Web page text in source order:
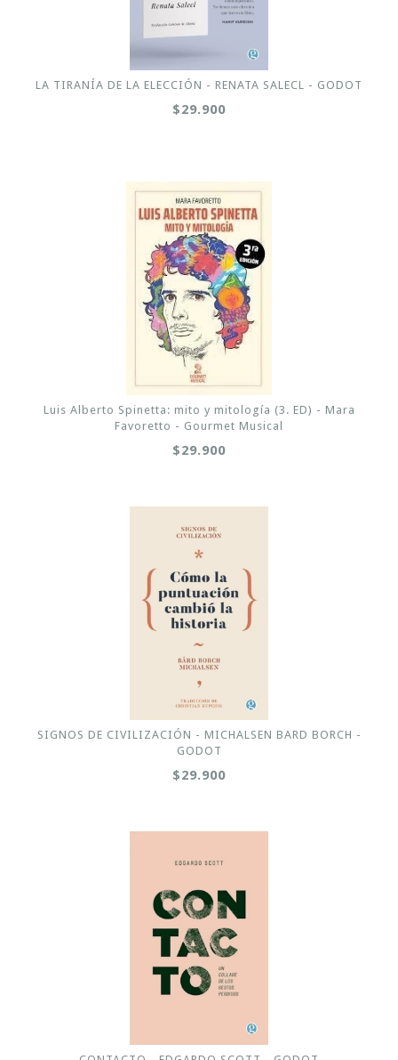
LA TIRANÍA DE LA ELECCIÓN - RENATA SALECL - GODOT
$29.900
Luis Alberto Spinetta: mito y mitología (3. ED) - Mara
Favoretto - Gourmet Musical
$29.900
SIGNOS DE CIVILIZACIÓN - MICHALSEN BARD BORCH -
GODOT
$29.900